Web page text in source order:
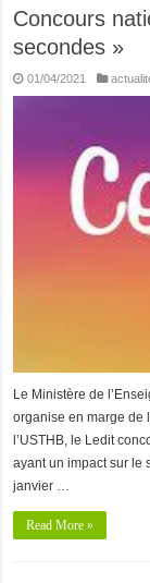
Concours
secondes »
01/04/2021
Le Ministère de
organise en marge de
l’USTHB, le Ledit
ayant un impact sur le
janvier …
Read More »